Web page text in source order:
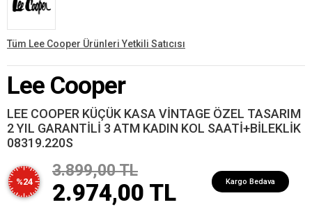
Tüm Lee Cooper Ürünleri Yetkili Satıcısı
Lee Cooper
LEE COOPER KÜÇÜK KASA VİNTAGE ÖZEL TASARIM
2 YIL GARANTİLİ 3 ATM KADIN KOL SAATİ+BİLEKLİK
08319.220S
%24
3.899,00 TL
2.974,00 TL Kargo Bedava